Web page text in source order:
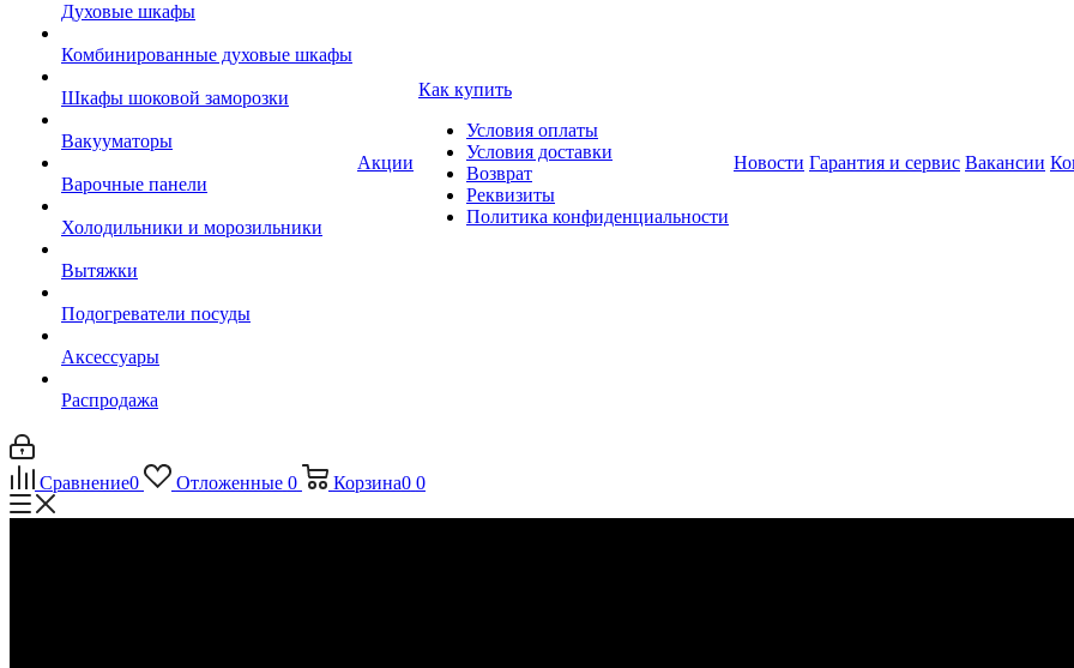
Духовые шкафы
Комбинированные духовые шкафы
Шкафы шоковой заморозки
Вакууматоры
Варочные панели
Холодильники и морозильники
Вытяжки
Подогреватели посуды
Аксессуары
Распродажа
Акции
Как купить
Условия оплаты
Условия доставки
Возврат
Реквизиты
Политика конфиденциальности
Новости Гарантия и сервис Вакансии
Сравнение0 Отложенные 0 Корзина0 0